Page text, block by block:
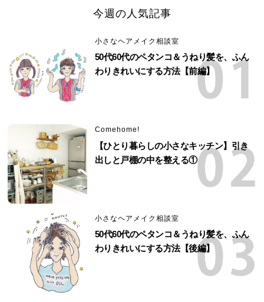
今週の人気記事
小さなヘアメイク相談室
50代60代のペタンコ＆うねり髪を、ふん
わりきれいにする方法【前編】
Comehome!
【ひとり暮らしの小さなキッチン】引き
出しと戸棚の中を整える①
小さなヘアメイク相談室
50代60代のペタンコ＆うねり髪を、ふん
わりきれいにする方法【後編】